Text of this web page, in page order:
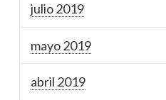
julio 2019
mayo 2019
abril 2019